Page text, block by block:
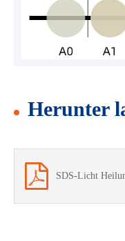
Herunter
SDS-Licht